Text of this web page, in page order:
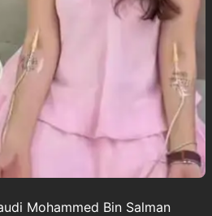
Mohammed Bin Salman